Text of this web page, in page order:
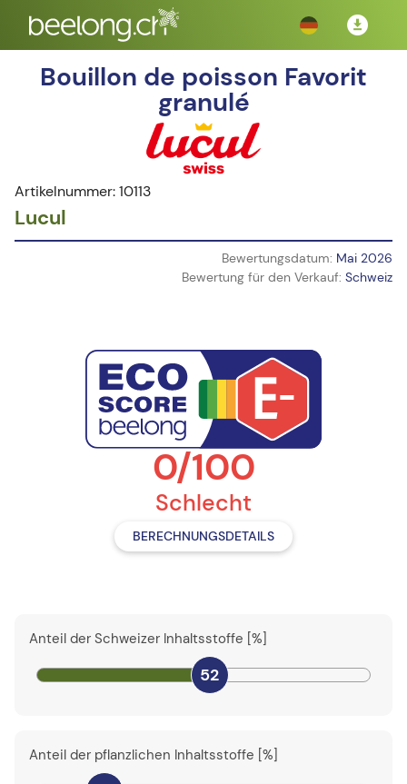
Bouillon de poisson Favorit
granulé
Artikelnummer: 10113
Lucul
Bewertungsdatum: Mai 2026
Bewertung für den Verkauf: Schweiz
0/100
Schlecht
BERECHNUNGSDETAILS
Anteil der Schweizer Inhaltsstoffe [%]
52
Anteil der pflanzlichen Inhaltsstoffe [%]